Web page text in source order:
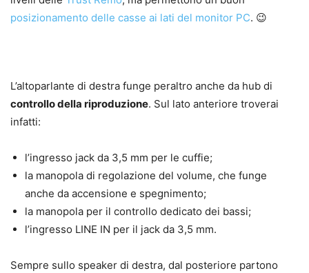
posizionamento delle casse ai lati del monitor PC. 😉
L’altoparlante di destra funge peraltro anche da hub di
controllo della riproduzione. Sul lato anteriore troverai
infatti:
l’ingresso jack da 3,5 mm per le cuffie;
la manopola di regolazione del volume, che funge
anche da accensione e spegnimento;
la manopola per il controllo dedicato dei bassi;
l’ingresso LINE IN per il jack da 3,5 mm.
Sempre sullo speaker di destra, dal posteriore partono